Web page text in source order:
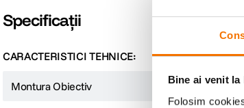
Bine ai venit la
Folosim
Specificații
CARACTERISTICI TEHNICE:
Montura Obiectiv MFT